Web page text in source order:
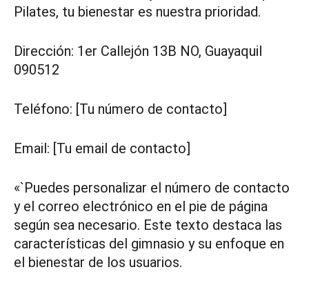
Pilates, tu bienestar es nuestra prioridad.
Dirección: 1er Callejón 13B NO, Guayaquil
090512
Teléfono: [Tu número de contacto]
Email: [Tu email de contacto]
«`Puedes personalizar el número de contacto
y el correo electrónico en el pie de página
según sea necesario. Este texto destaca las
características del gimnasio y su enfoque en
el bienestar de los usuarios.